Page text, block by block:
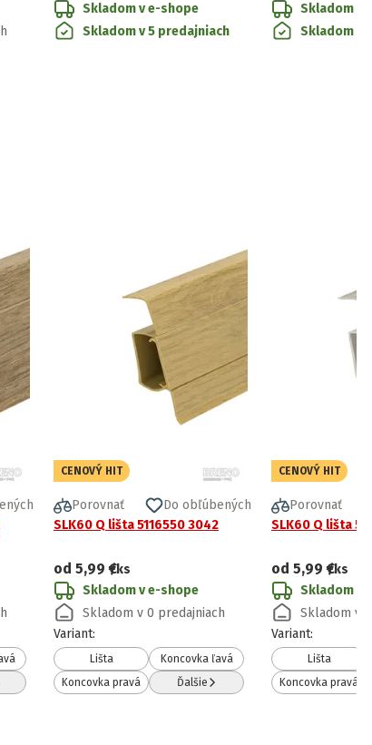
Skladom v e-shope
Skladom v 5 predajniach
Skladom v
Skladom v
CENOVÝ HIT
Porovnať
Do obľúbených
SLK60 Q lišta 5116550 3042
od 5,99 €/ks
Skladom v e-shope
Skladom v 0 predajniach
Variant:
Lišta
Koncovka ľavá
Koncovka pravá
Ďalšie
CENOVÝ HIT
Porovnať
SLK60 Q lišta
od 5,99 €/ks
Skladom v
Skladom v
Variant:
Lišta
Koncovka pravá